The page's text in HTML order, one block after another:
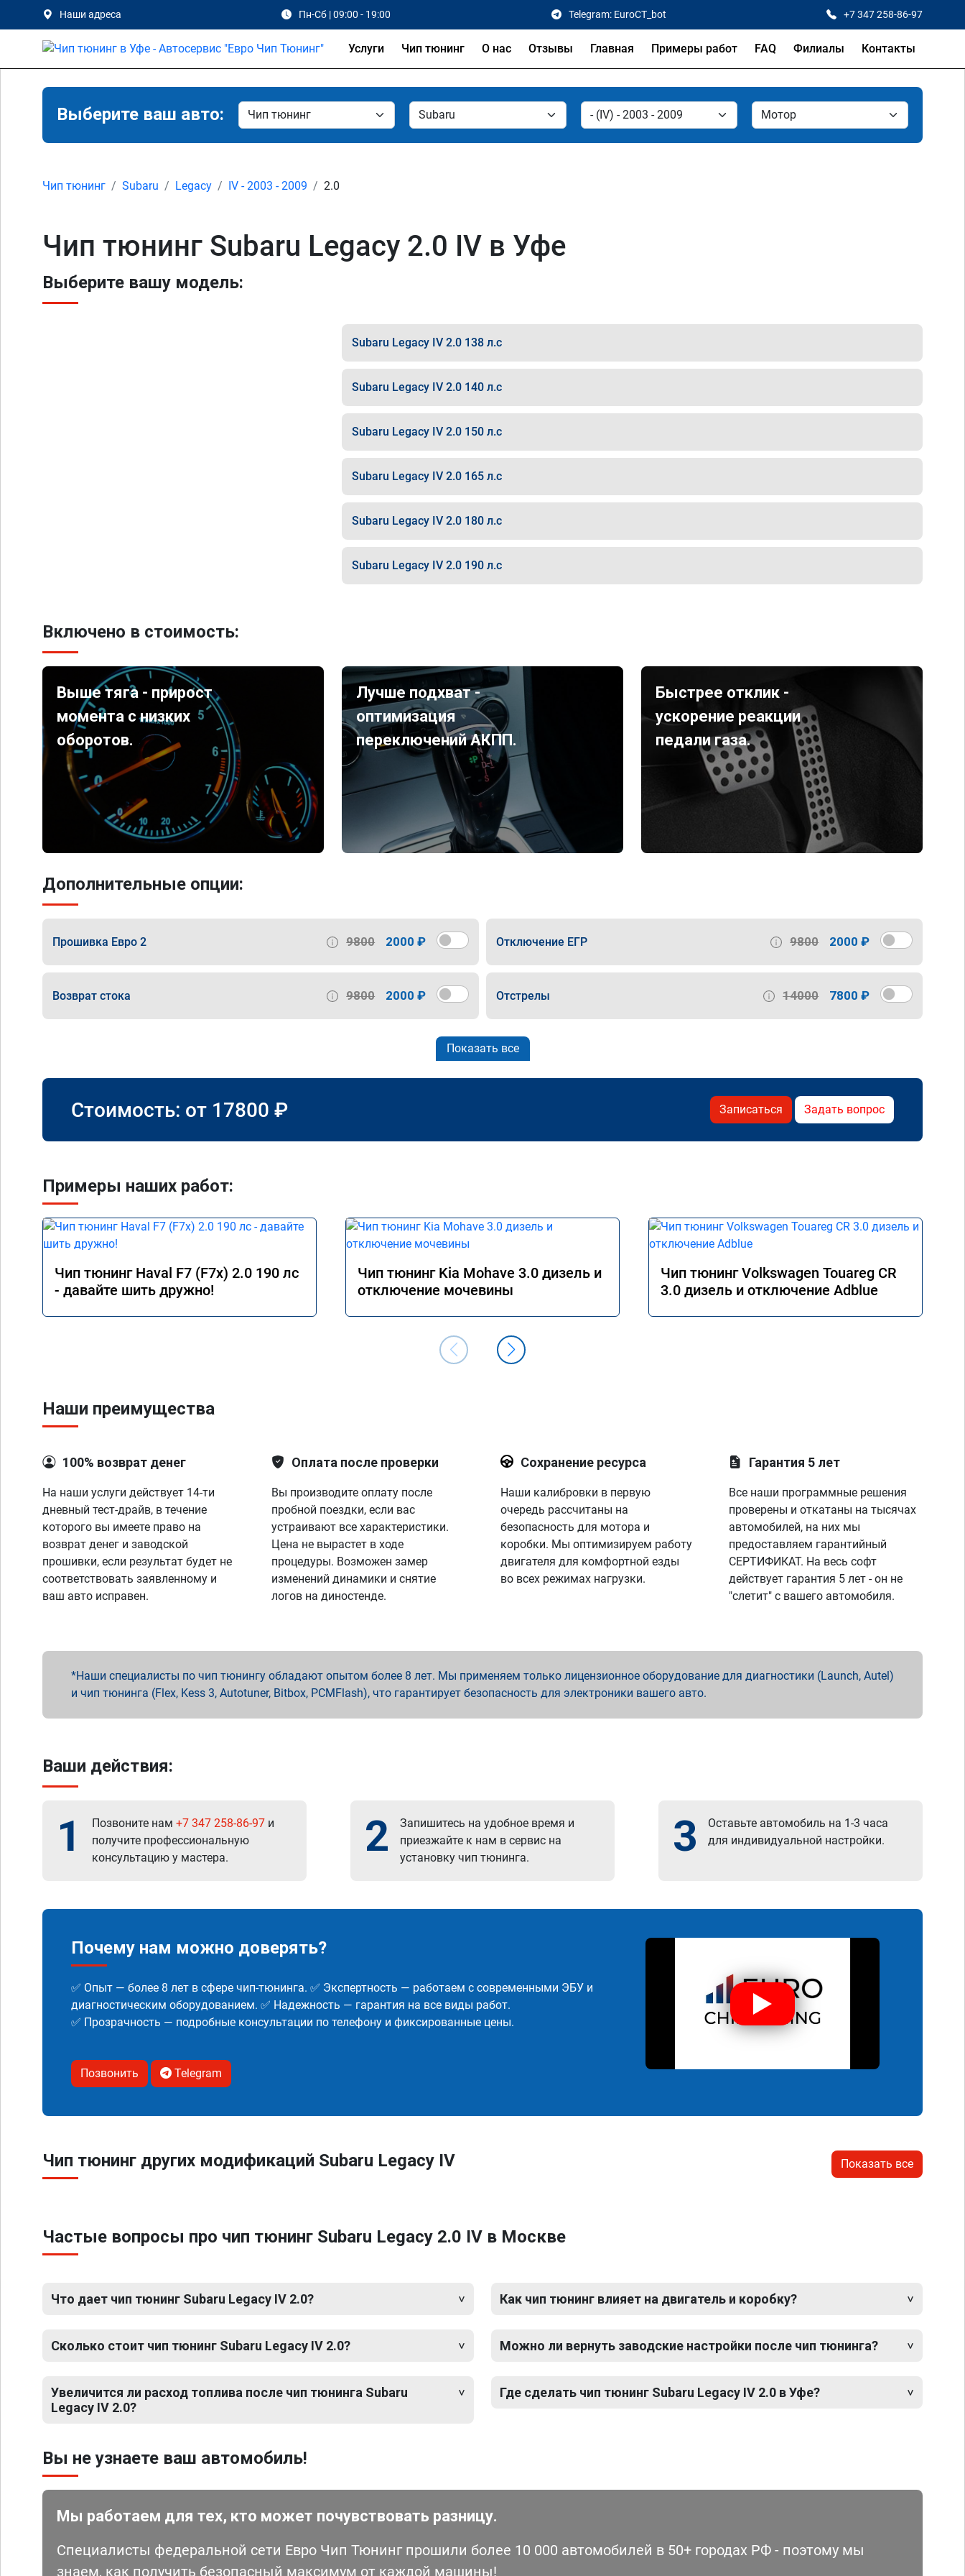
Наши адреса Пн-Сб | 09:00 - 19:00 Telegram: EuroCT_bot +7 347 258-86-97
Услуги Чип тюнинг О нас Отзывы Главная Примеры работ FAQ Филиалы Контакты
Выберите ваш авто:
Чип тюнинг Subaru Legacy IV - 2003 - 2009 2.0
Чип тюнинг Subaru Legacy 2.0 IV в Уфе
Выберите вашу модель:
Subaru Legacy IV 2.0 138 л.с
Subaru Legacy IV 2.0 140 л.с
Subaru Legacy IV 2.0 150 л.с
Subaru Legacy IV 2.0 165 л.с
Subaru Legacy IV 2.0 180 л.с
Subaru Legacy IV 2.0 190 л.с
Включено в стоимость:
Выше тяга - прирост
момента с низких
оборотов.
Лучше подхват -
оптимизация
переключений АКПП.
Быстрее отклик -
ускорение реакции
педали газа.
Дополнительные опции:
Прошивка Евро 2 9800 2000 ₽ Отключение ЕГР 9800 2000 ₽
Возврат стока 9800 2000 ₽ Отстрелы 14000 7800 ₽
Показать все
Стоимость: от 17800 ₽ Записаться Задать вопрос
Примеры наших работ:
Чип тюнинг Haval F7 (F7x) 2.0 190 лс
- давайте шить дружно!
Чип тюнинг Kia Mohave 3.0 дизель и
отключение мочевины
Чип тюнинг Volkswagen Touareg CR
3.0 дизель и отключение Adblue
Наши преимущества
100% возврат денег
На наши услуги действует 14-ти
дневный тест-драйв, в течение
которого вы имеете право на
возврат денег и заводской
прошивки, если результат будет не
соответствовать заявленному и
ваш авто исправен.
Оплата после проверки
Вы производите оплату после
пробной поездки, если вас
устраивают все характеристики.
Цена не вырастет в ходе
процедуры. Возможен замер
изменений динамики и снятие
логов на диностенде.
Сохранение ресурса
Наши калибровки в первую
очередь рассчитаны на
безопасность для мотора и
коробки. Мы оптимизируем работу
двигателя для комфортной езды
во всех режимах нагрузки.
Гарантия 5 лет
Все наши программные решения
проверены и откатаны на тысячах
автомобилей, на них мы
предоставляем гарантийный
СЕРТИФИКАТ. На весь софт
действует гарантия 5 лет - он не
"слетит" с вашего автомобиля.
Наши специалисты по чип тюнингу обладают опытом более 8 лет. Мы применяем только лицензионное оборудование для диагностики (Launch, Autel)
и чип тюнинга (Flex, Kess 3, Autotuner, Bitbox, PCMFlash), что гарантирует безопасность для электроники вашего авто.
Ваши действия:
1 Позвоните нам +7 347 258-86-97 и
получите профессиональную
консультацию у мастера.
2
Запишитесь на удобное время и
приезжайте к нам в сервис на
установку чип тюнинга.
3
Оставьте автомобиль на 1-3 часа
для индивидуальной настройки.
Почему нам можно доверять?
✅ Опыт — более 8 лет в сфере чип-тюнинга. ✅ Экспертность — работаем с современными ЭБУ и
диагностическим оборудованием. ✅ Надежность — гарантия на все виды работ.
✅ Прозрачность — подробные консультации по телефону и фиксированные цены.
Позвонить Telegram
Чип тюнинг других модификаций Subaru Legacy IV Показать все
Частые вопросы про чип тюнинг Subaru Legacy 2.0 IV в Москве
Что дает чип тюнинг Subaru Legacy IV 2.0?
Сколько стоит чип тюнинг Subaru Legacy IV 2.0?
Увеличится ли расход топлива после чип тюнинга Subaru
Legacy IV 2.0?
Как чип тюнинг влияет на двигатель и коробку?
Можно ли вернуть заводские настройки после чип тюнинга?
Где сделать чип тюнинг Subaru Legacy IV 2.0 в Уфе?
Вы не узнаете ваш автомобиль!
Мы работаем для тех, кто может почувствовать разницу.
Специалисты федеральной сети Евро Чип Тюнинг прошили более 10 000 автомобилей в 50+ городах РФ - поэтому мы
знаем, как получить безопасный максимум от каждой машины!